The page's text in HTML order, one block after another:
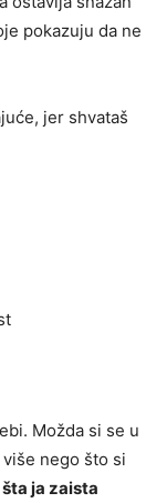
pokazuju da ne
jer shvataš
Možda si se u
nego što si
šta ja zaista